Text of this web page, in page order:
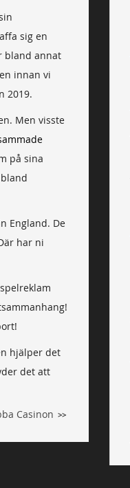
sig en
bland annat
innan vi
2019.
Men visste
på sina
England. De
har ni
hjälper det
det att
Casinon >>